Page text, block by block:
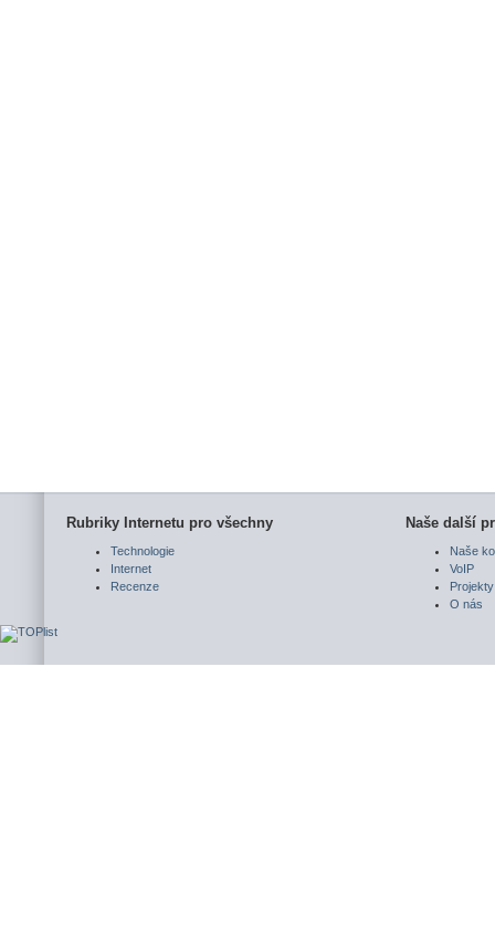
Rubriky Internetu pro všechny
Technologie
Internet
Recenze
Naše další
Naše
VoIP
Projekty
O nás